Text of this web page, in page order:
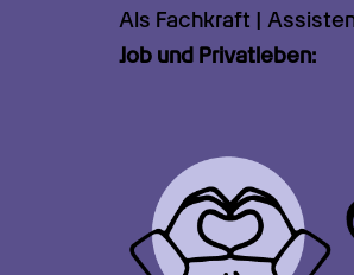
Als Fachkraft |
Job und Privatleben: